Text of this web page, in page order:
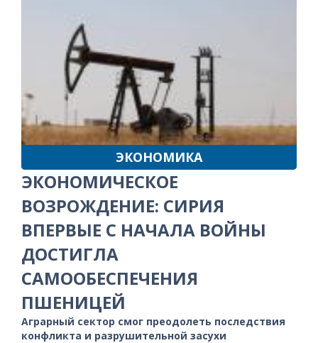
ЭКОНОМИКА
ЭКОНОМИЧЕСКОЕ
ВОЗРОЖДЕНИЕ: СИРИЯ
ВПЕРВЫЕ С НАЧАЛА ВОЙНЫ
ДОСТИГЛА
САМООБЕСПЕЧЕНИЯ
ПШЕНИЦЕЙ
Аграрный сектор смог преодолеть последствия
конфликта и разрушительной засухи